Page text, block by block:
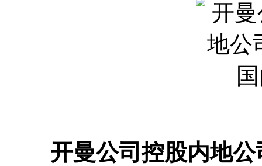
开曼公司控股内地公